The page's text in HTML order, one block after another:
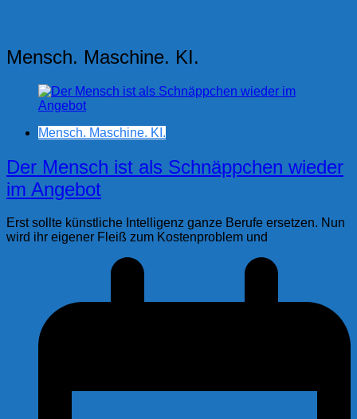
Mensch. Maschine. KI.
Mensch. Maschine. KI.
Der Mensch ist als Schnäppchen wieder
im Angebot
Erst sollte künstliche Intelligenz ganze Berufe ersetzen. Nun
wird ihr eigener Fleiß zum Kostenproblem und